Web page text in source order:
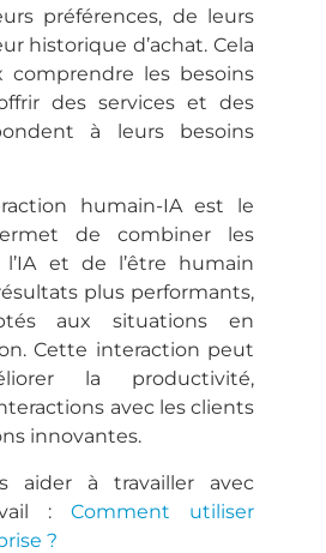
préférences, de leurs
historique d’achat. Cela
les besoins
des services et des
à leurs besoins
humain-IA est le
de combiner les
et de l’être humain
plus performants,
aux situations en
Cette interaction peut
la productivité,
avec les clients
innovantes.
aider à travailler avec
: Comment utiliser
?